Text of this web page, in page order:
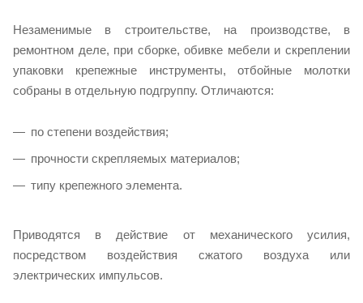
Незаменимые в строительстве, на производстве, в
ремонтном деле, при сборке, обивке мебели и скреплении
упаковки крепежные инструменты, отбойные молотки
собраны в отдельную подгруппу. Отличаются:
по степени воздействия;
прочности скрепляемых материалов;
типу крепежного элемента.
Приводятся в действие от механического усилия,
посредством воздействия сжатого воздуха или
электрических импульсов.